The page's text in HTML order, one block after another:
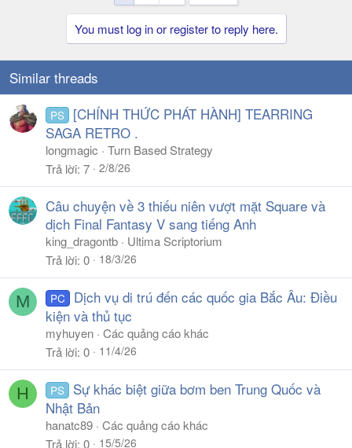
You must log in or register to reply here.
Similar threads
PS
[CHÍNH THỨC PHÁT HÀNH] TEARRING
SAGA RETRO .
longmagic
Turn Based Strategy
Trả lời 7 2/8/26
Câu chuyện về 3 thiếu niên vượt mặt Square và
dịch Final Fantasy V sang tiếng Anh
king_dragontb
Ultima Scriptorium
Trả lời 0 18/3/26
M PC
Dịch vụ di trú đến các quốc gia Bắc Âu: Điều
kiện và thủ tục
myhuyen Các quảng cáo khác
Trả lời 0 11/4/26
H PS
Sự khác biệt giữa bơm ben Trung Quốc và
Nhật Bản
hanatc89 Các quảng cáo khác
Trả lời 0 15/5/26